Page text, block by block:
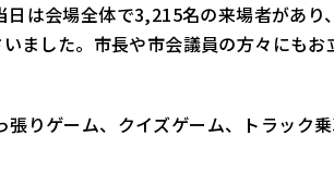
は会場全体で3,215名の来場者があり
ました。市長や市会議員の方々にも
りゲーム、クイズゲーム、トラック